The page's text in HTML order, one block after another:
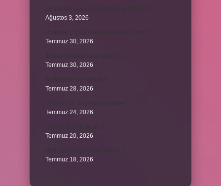
Ağustos 3, 2026
Temmuz 30, 2026
Temmuz 30, 2026
Temmuz 28, 2026
Temmuz 24, 2026
Temmuz 20, 2026
Temmuz 18, 2026